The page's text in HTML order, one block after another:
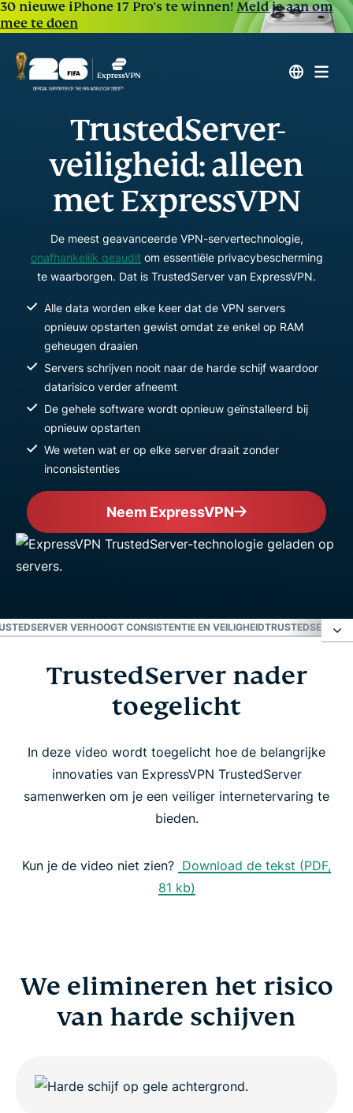
30 nieuwe iPhone 17 Pro's te winnen!Meld je aan om
mee te doen
TrustedServer-
veiligheid: alleen
met ExpressVPN
De meest geavanceerde VPN-servertechnologie,
onafhankelijk geaudit om essentiële privacybescherming
te waarborgen. Dat is TrustedServer van ExpressVPN.
Alle data worden elke keer dat de VPN servers
opnieuw opstarten gewist omdat ze enkel op RAM
geheugen draaien
Servers schrijven nooit naar de harde schijf waardoor
datarisico verder afneemt
De gehele software wordt opnieuw geïnstalleerd bij
opnieuw opstarten
We weten wat er op elke server draait zonder
inconsistenties
Neem ExpressVPN
VERHOOGT CONSISTENTIE EN VEILIGHEIDTRUSTEDSERVER:
TrustedServer nader toegelicht
We elimineren het risico van harde schijven
TrustedServer verhoogt consistentie en veiligheid
TrustedServer: we leggen de lat hoger
Neem de enige VPN met TrustedServer-
TrustedServer nader
toegelicht
In deze video wordt toegelicht hoe de belangrijke
innovaties van ExpressVPN TrustedServer
samenwerken om je een veiliger internetervaring te
bieden.
Kun je de video niet zien? Download de tekst (PDF,
81 kb)
We elimineren het risico
van harde schijven